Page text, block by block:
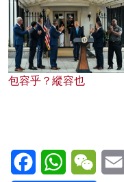
包容乎？縱容也
FacebookWhatsApp